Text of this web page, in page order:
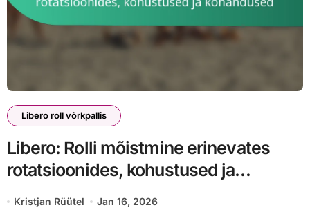
Libero roll võrkpallis
Libero: Rolli mõistmine erinevates
rotatsioonides, kohustused ja
kohandused
Kristjan Rüütel Jan 16, 2026